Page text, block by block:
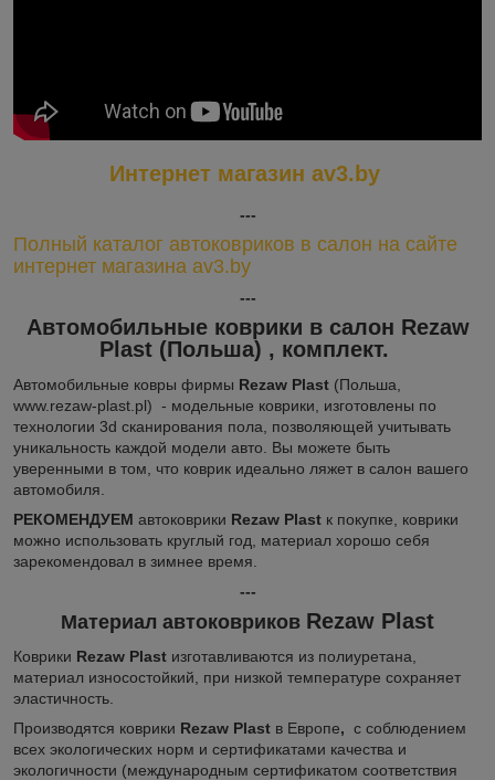
Интернет магазин av3.by
---
Полный каталог автоковриков в салон на сайте
интернет магазина av3.by
---
Автомобильные коврики в салон Rezaw
Plast (Польша) , комплект.
Автомобильные ковры фирмы Rezaw Plast (Польша,
www.rezaw-plast.pl) - модельные коврики, изготовлены по
технологии 3d сканирования пола, позволяющей учитывать
уникальность каждой модели авто. Вы можете быть
уверенными в том, что коврик идеально ляжет в салон вашего
автомобиля.
РЕКОМЕНДУЕМ автоковрики Rezaw Plast к покупке, коврики
можно использовать круглый год, материал хорошо себя
зарекомендовал в зимнее время.
---
Материал автоковриков Rezaw Plast
Коврики Rezaw Plast изготавливаются из полиуретана,
материал износостойкий, при низкой температуре сохраняет
эластичность.
Производятся коврики Rezaw Plast в Европе, с соблюдением
всех экологических норм и сертификатами качества и
экологичности (международным сертификатом соответствия